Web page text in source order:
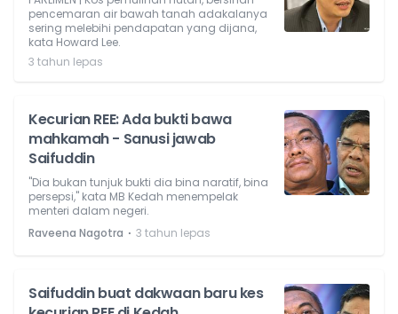
pencemaran air bawah tanah adakalanya
sering melebihi pendapatan yang dijana,
kata Howard Lee.
3 tahun lepas
Kecurian REE: Ada bukti bawa
mahkamah - Sanusi jawab
Saifuddin
"Dia bukan tunjuk bukti dia bina naratif, bina
persepsi," kata MB Kedah menempelak
menteri dalam negeri.
Raveena Nagotra ⋅ 3 tahun lepas
Saifuddin buat dakwaan baru kes